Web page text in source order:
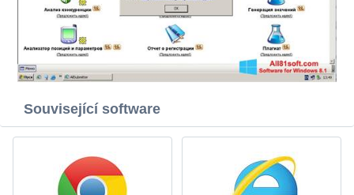
Související software